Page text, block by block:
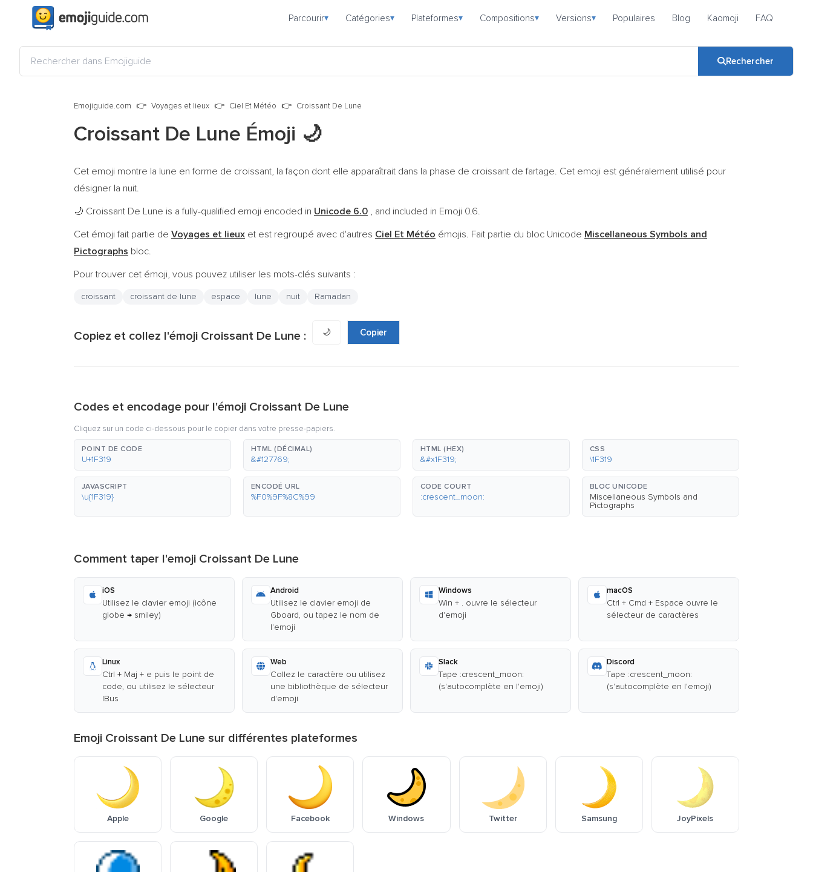
Parcourir▾ Catégories▾ Plateformes▾ Compositions▾ Versions▾ Populaires Blog Kaomoji FAQ
Rechercher
Emojiguide.com Voyages et lieux Ciel Et Météo Croissant De Lune
Croissant De Lune Émoji 🌙
Cet emoji montre la lune en forme de croissant, la façon dont elle apparaîtrait dans la phase de croissant de fartage. Cet emoji est généralement utilisé pour
désigner la nuit.
🌙 Croissant De Lune is a fully-qualified emoji encoded in Unicode 6.0 , and included in Emoji 0.6.
Cet émoji fait partie de Voyages et lieux et est regroupé avec d'autres Ciel Et Météo émojis. Fait partie du bloc Unicode Miscellaneous Symbols and
Pictographs bloc.
Pour trouver cet émoji, vous pouvez utiliser les mots-clés suivants :
croissant croissant de lune espace lune nuit Ramadan
Copiez et collez l'émoji Croissant De Lune : 🌙 Copier
Codes et encodage pour l'émoji Croissant De Lune
Cliquez sur un code ci-dessous pour le copier dans votre presse-papiers.
POINT DE CODE
U+1F319
HTML (DÉCIMAL)
&#127769;
HTML (HEX)
&#x1F319;
CSS
\1F319
JAVASCRIPT
\u{1F319}
ENCODÉ URL
%F0%9F%8C%99
CODE COURT
:crescent_moon:
BLOC UNICODE
Miscellaneous Symbols and
Pictographs
Comment taper l'emoji Croissant De Lune
iOS
Utilisez le clavier emoji (icône
globe → smiley)
Android
Utilisez le clavier emoji de
Gboard, ou tapez le nom de
l'emoji
Windows
Win + . ouvre le sélecteur
d'emoji
macOS
Ctrl + Cmd + Espace ouvre le
sélecteur de caractères
Linux
Ctrl + Maj + e puis le point de
code, ou utilisez le sélecteur
IBus
Web
Collez le caractère ou utilisez
une bibliothèque de sélecteur
d'emoji
Slack
Tape :crescent_moon:
(s'autocomplète en l'emoji)
Discord
Tape :crescent_moon:
(s'autocomplète en l'emoji)
Emoji Croissant De Lune sur différentes plateformes
Apple Google Facebook Windows Twitter Samsung JoyPixels